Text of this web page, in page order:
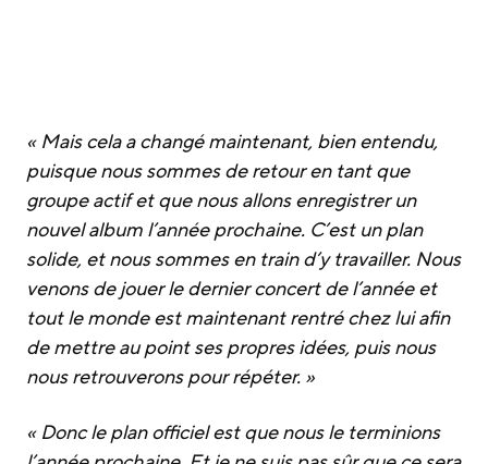
« Mais cela a changé maintenant, bien entendu,
puisque nous sommes de retour en tant que
groupe actif et que nous allons enregistrer un
nouvel album l’année prochaine. C’est un plan
solide, et nous sommes en train d’y travailler. Nous
venons de jouer le dernier concert de l’année et
tout le monde est maintenant rentré chez lui afin
de mettre au point ses propres idées, puis nous
nous retrouverons pour répéter. »
« Donc le plan officiel est que nous le terminions